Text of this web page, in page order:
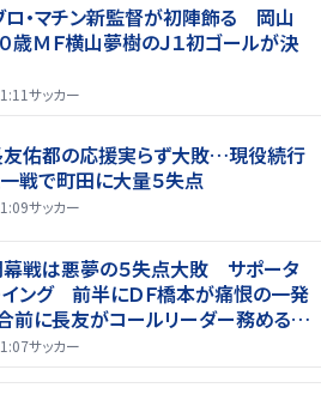
ロ・マチン新監督が初陣飾る 岡山
ＭＦ横山夢樹のＪ１初ゴールが決
サッカー
友佑都の応援実らず大敗…現役続行
戦で町田に大量５失点
サッカー
幕戦は悪夢の５失点大敗 サポータ
ング 前半にＤＦ橋本が痛恨の一発
前に長友がコールリーダー務めるも
サッカー